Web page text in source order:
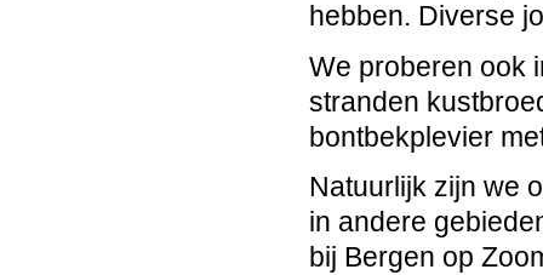
hebben. Diverse
We proberen ook
stranden
bontbekplevier
Natuurlijk zijn we
in andere
bij Bergen op